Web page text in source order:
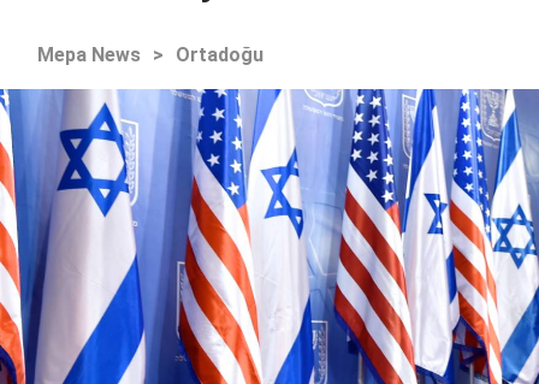
Mepa News > Ortadoğu